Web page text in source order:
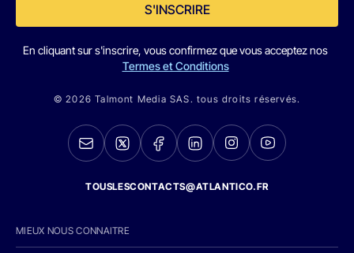
S'INSCRIRE
En cliquant sur s'inscrire, vous confirmez que vous acceptez nos
Termes et Conditions
© 2026 Talmont Media SAS. tous droits réservés.
TOUSLESCONTACTS@ATLANTICO.FR
MIEUX NOUS CONNAITRE